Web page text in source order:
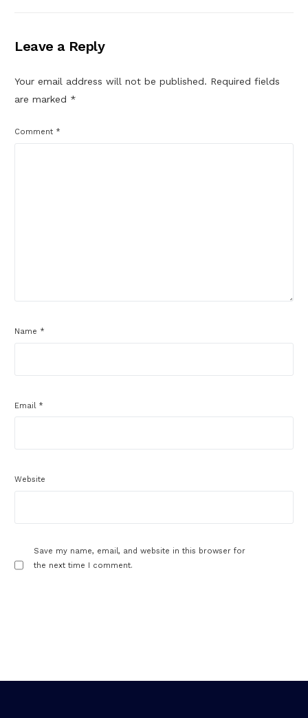
Leave a Reply
Your email address will not be published. Required fields
are marked *
Comment *
Name *
Email *
Website
Save my name, email, and website in this browser for
the next time I comment.